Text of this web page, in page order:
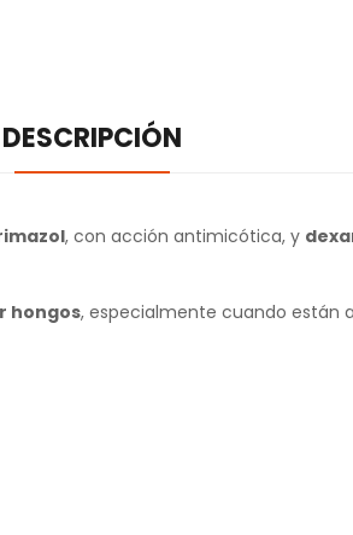
DESCRIPCIÓN
, con acción antimicótica, y
hongos, especialmente cuando están